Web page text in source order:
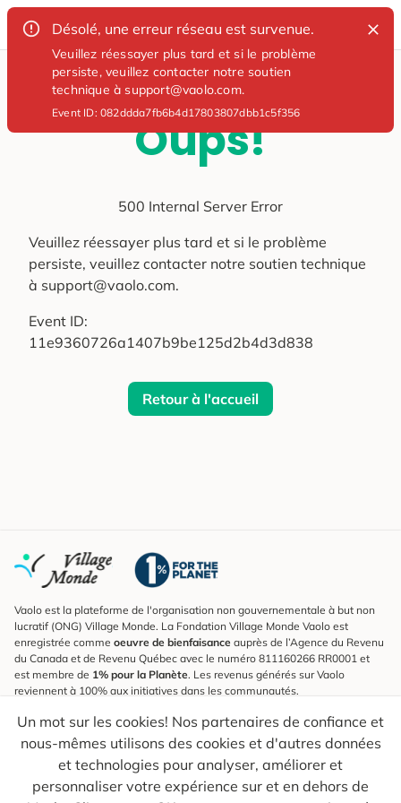
Désolé, une erreur réseau est survenue.
Veuillez réessayer plus tard et si le problème
persiste, veuillez contacter notre soutien
technique à support@vaolo.com.
Event ID:082ddda7fb6b4d17803807dbb1c5f356
Oups!
500 Internal Server Error
Veuillez réessayer plus tard et si le problème
persiste, veuillez contacter notre soutien technique
à support@vaolo.com.
Event ID:
11e9360726a1407b9be125d2b4d3d838
Retour à l'accueil
Un mot sur les cookies! Nos partenaires de confiance et
nous-mêmes utilisons des cookies et d'autres données
et technologies pour analyser, améliorer et
personnaliser votre expérience sur et en dehors de
Vaolo est la plateforme de l'organisation non gouvernementale à but non
lucratif (ONG) Village Monde. La Fondation Village Monde Vaolo est
enregistrée comme oeuvre de bienfaisance auprès de l’Agence du Revenu
du Canada et de Revenu Québec avec le numéro 811160266 RR0001 et
est membre de 1% pour la Planète. Les revenus générés sur Vaolo
reviennent à 100% aux initiatives dans les communautés.
S'inscrire à l'infolettre
Pour connaître les nouveautés, suivre nos explorateurs et recevoir des
astuces pour des voyages plus conscients.
Ton courriel